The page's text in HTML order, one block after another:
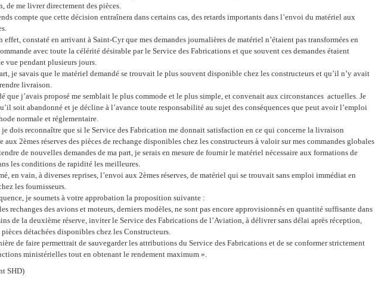
de me livrer directement des pièces.
compte que cette décision entraînera dans certains cas, des retards importants dans l’envoi du matériel aux
effet, constaté en arrivant à Saint-Cyr que mes demandes journalières de matériel n’étaient pas transformées en
avec toute la célérité désirable par le Service des Fabrications et que souvent ces demandes étaient
vue pendant plusieurs jours.
je savais que le matériel demandé se trouvait le plus souvent disponible chez les constructeurs et qu’il n’y avait
livraison.
que j’avais proposé me semblait le plus commode et le plus simple, et convenait aux circonstances actuelles. Je
soit abandonné et je décline à l’avance toute responsabilité au sujet des conséquences que peut avoir l’emploi
normale et réglementaire.
dois reconnaître que si le Service des Fabrication me donnait satisfaction en ce qui concerne la livraison
aux 2èmes réserves des pièces de rechange disponibles chez les constructeurs à valoir sur mes commandes globales
de nouvelles demandes de ma part, je serais en mesure de fournir le matériel nécessaire aux formations de
les conditions de rapidité les meilleures.
en vain, à diverses reprises, l’envoi aux 2èmes réserves, de matériel qui se trouvait sans emploi immédiat en
les fournisseurs.
je soumets à votre approbation la proposition suivante :
rechanges des avions et moteurs, derniers modèles, ne sont pas encore approvisionnés en quantité suffisante dans
de la deuxième réserve, inviter le Service des Fabrications de l’Aviation, à délivrer sans délai après réception,
détachées disponibles chez les Constructeurs.
de faire permettrait de sauvegarder les attributions du Service des Fabrications et de se conformer strictement
ministérielles tout en obtenant le rendement maximum ».
SHD)